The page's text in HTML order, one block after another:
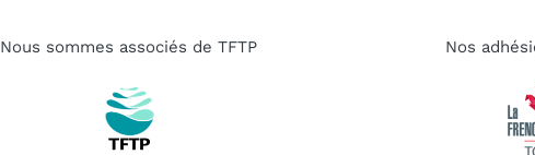
Nous sommes associés de TFTP Nos